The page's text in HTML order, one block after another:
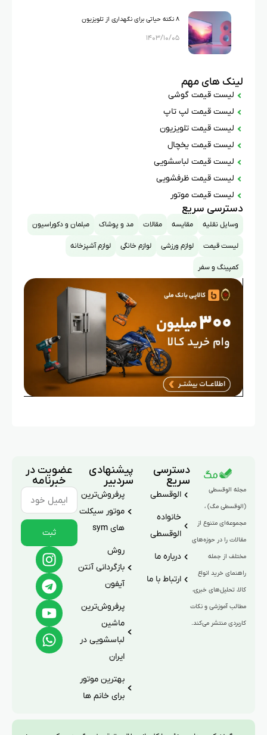
۸ نکته حیاتی برای نگهداری از تلویزیون
۱۴۰۳/۱۰/۰۵
لینک های مهم
لیست قیمت گوشی
لیست قیمت لپ تاپ
لیست قیمت تلویزیون
لیست قیمت یخچال
لیست قیمت لباسشویی
لیست قیمت ظرفشویی
لیست قیمت موتور
دسترسی سریع
وسایل نقلیه مقایسه مقالات مد و پوشاک مبلمان و دکوراسیون
لیست قیمت لوازم ورزشی لوازم خانگی لوازم آشپزخانه
کمپینگ و سفر
مجله الوقسطی
(الوقسطی مگ) ،
مجموعه‌ای متنوع از
مقالات را در حوزه‌های
مختلف از جمله
راهنمای خرید انواع
کالا، تحلیل‌های خبری،
مطالب آموزشی و نکات
کاربردی منتشر می‌کند.
دسترسی
سریع
الوقسطی
خانواده
الوقسطی
درباره ما
ارتباط با ما
پیشنهادی
سردبیر
پرفروش‌ترین
موتور سیکلت
های sym
روش
بازگردانی آنتن
آیفون
پرفروش‌ترین
ماشین
لباسشویی در
ایران
بهترین موتور
برای خانم ها
عضویت در
خبرنامه
ثبت